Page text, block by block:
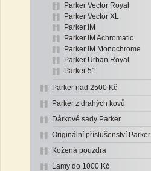
Parker Vector Royal
Parker Vector XL
Parker IM
Parker IM Achromatic
Parker IM Monochrome
Parker Urban Royal
Parker 51
Parker nad 2500 Kč
Parker z drahých kovů
Dárkové sady Parker
Originální příslušenství Parker
Kožená pouzdra
Lamy do 1000 Kč